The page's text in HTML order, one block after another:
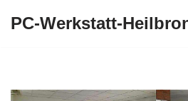
PC-Werkstatt-